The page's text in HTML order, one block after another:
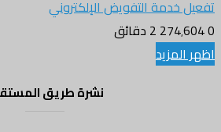
التفويض الإلكتروني
2 دقائق
نشرة طريق المستقبل